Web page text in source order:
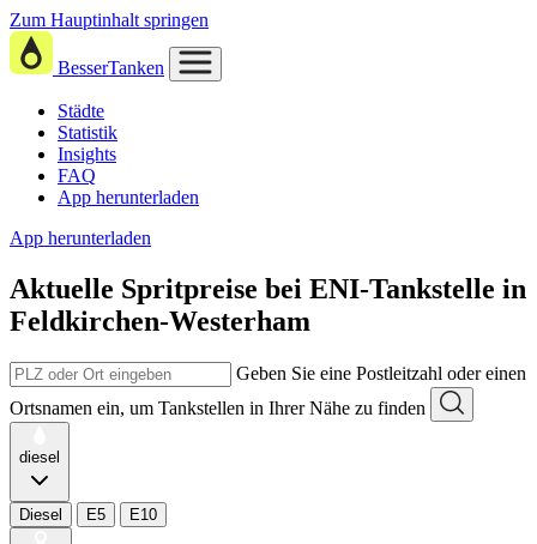
Zum Hauptinhalt springen
BesserTanken
Städte
Statistik
Insights
FAQ
App herunterladen
App herunterladen
Aktuelle Spritpreise bei ENI-Tankstelle in
Feldkirchen-Westerham
Geben Sie eine Postleitzahl oder einen
Ortsnamen ein, um Tankstellen in Ihrer Nähe zu finden
diesel
Diesel E5 E10